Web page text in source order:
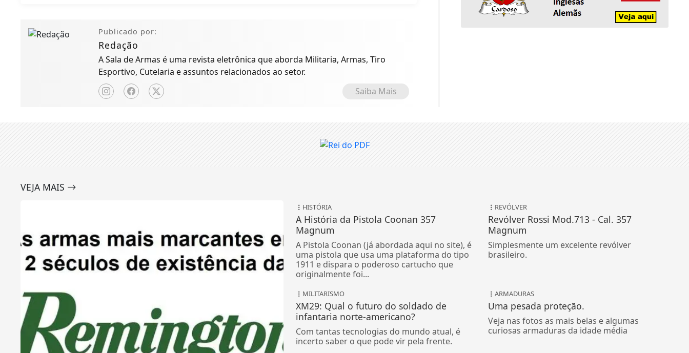
Publicado por:
Redação
A Sala de Armas é uma revista eletrônica que aborda Militaria, Armas, Tiro
Esportivo, Cutelaria e assuntos relacionados ao setor.
Saiba Mais
VEJA MAIS
HISTÓRIA
A História da Pistola Coonan 357
Magnum
A Pistola Coonan (já abordada aqui no site), é
uma pistola que usa uma plataforma do tipo
1911 e dispara o poderoso cartucho que
originalmente foi...
REVÓLVER
Revólver Rossi Mod.713 - Cal. 357
Magnum
Simplesmente um excelente revólver
brasileiro.
MILITARISMO
XM29: Qual o futuro do soldado de
infantaria norte-americano?
Com tantas tecnologias do mundo atual, é
incerto saber o que pode vir pela frente.
ARMADURAS
Uma pesada proteção.
Veja nas fotos as mais belas e algumas
curiosas armaduras da idade média